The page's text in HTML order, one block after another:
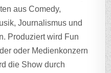
aus Comedy,
Journalismus und
Produziert wird Fun
oder Medienkonzern
die Show durch